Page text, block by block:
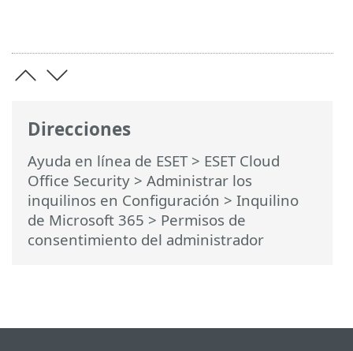
Direcciones
Ayuda en línea de ESET> ESET Cloud
Office Security > Administrar los
inquilinos en Configuración > Inquilino
de Microsoft 365 > Permisos de
consentimiento del administrador